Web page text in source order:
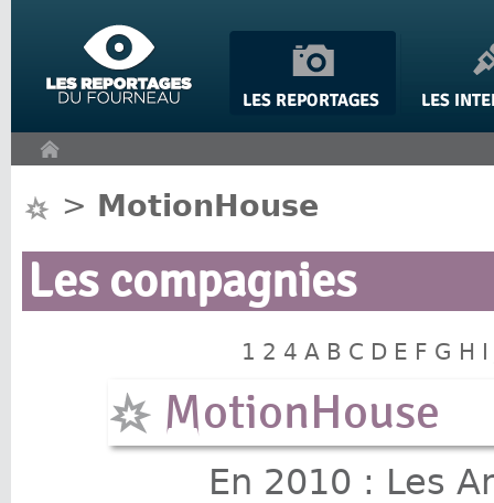
> MotionHouse
Les compagnies
1 2 4 A B C D E F G H
MotionHouse
En 2010 : Les